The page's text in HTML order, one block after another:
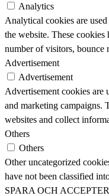
Analytics
Analytical cookies are
the website. These
number of visitors, bounce
Advertisement
Advertisement
Advertisement cookies are
and marketing campaigns.
websites and collect
Others
Others
Other uncategorized
have not been classified
SPARA OCH